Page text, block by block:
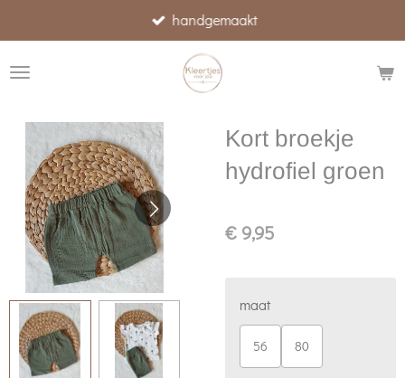
direct
naar
hoofdinhoud
handgemaakt
Kort broekje
hydrofiel groen
€ 9,95
maat
56 80